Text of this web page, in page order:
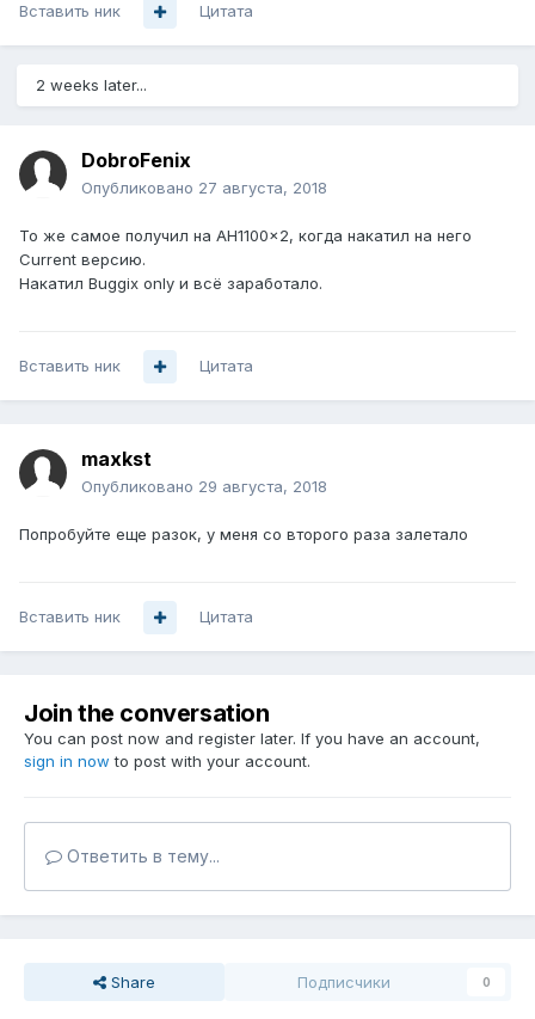
Вставить ник Цитата
2 weeks later...
DobroFenix
Опубликовано 27 августа, 2018
То же самое получил на AH1100x2, когда накатил на него
Current версию.
Накатил Buggix only и всё заработало.
Вставить ник Цитата
maxkst
Опубликовано 29 августа, 2018
Попробуйте еще разок, у меня со второго раза залетало
Вставить ник Цитата
Join the conversation
You can post now and register later. If you have an account,
sign in now to post with your account.
Ответить в тему...
Share Подписчики 0